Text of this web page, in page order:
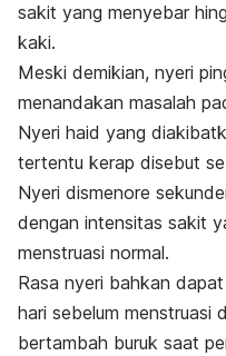
sakit yang menyebar
kaki.
Meski demikian, nyeri
menandakan masalah
Nyeri haid yang
tertentu kerap disebut
Nyeri dismenore
dengan intensitas sakit
menstruasi normal.
Rasa nyeri bahkan
hari sebelum menstruasi
bertambah buruk saat